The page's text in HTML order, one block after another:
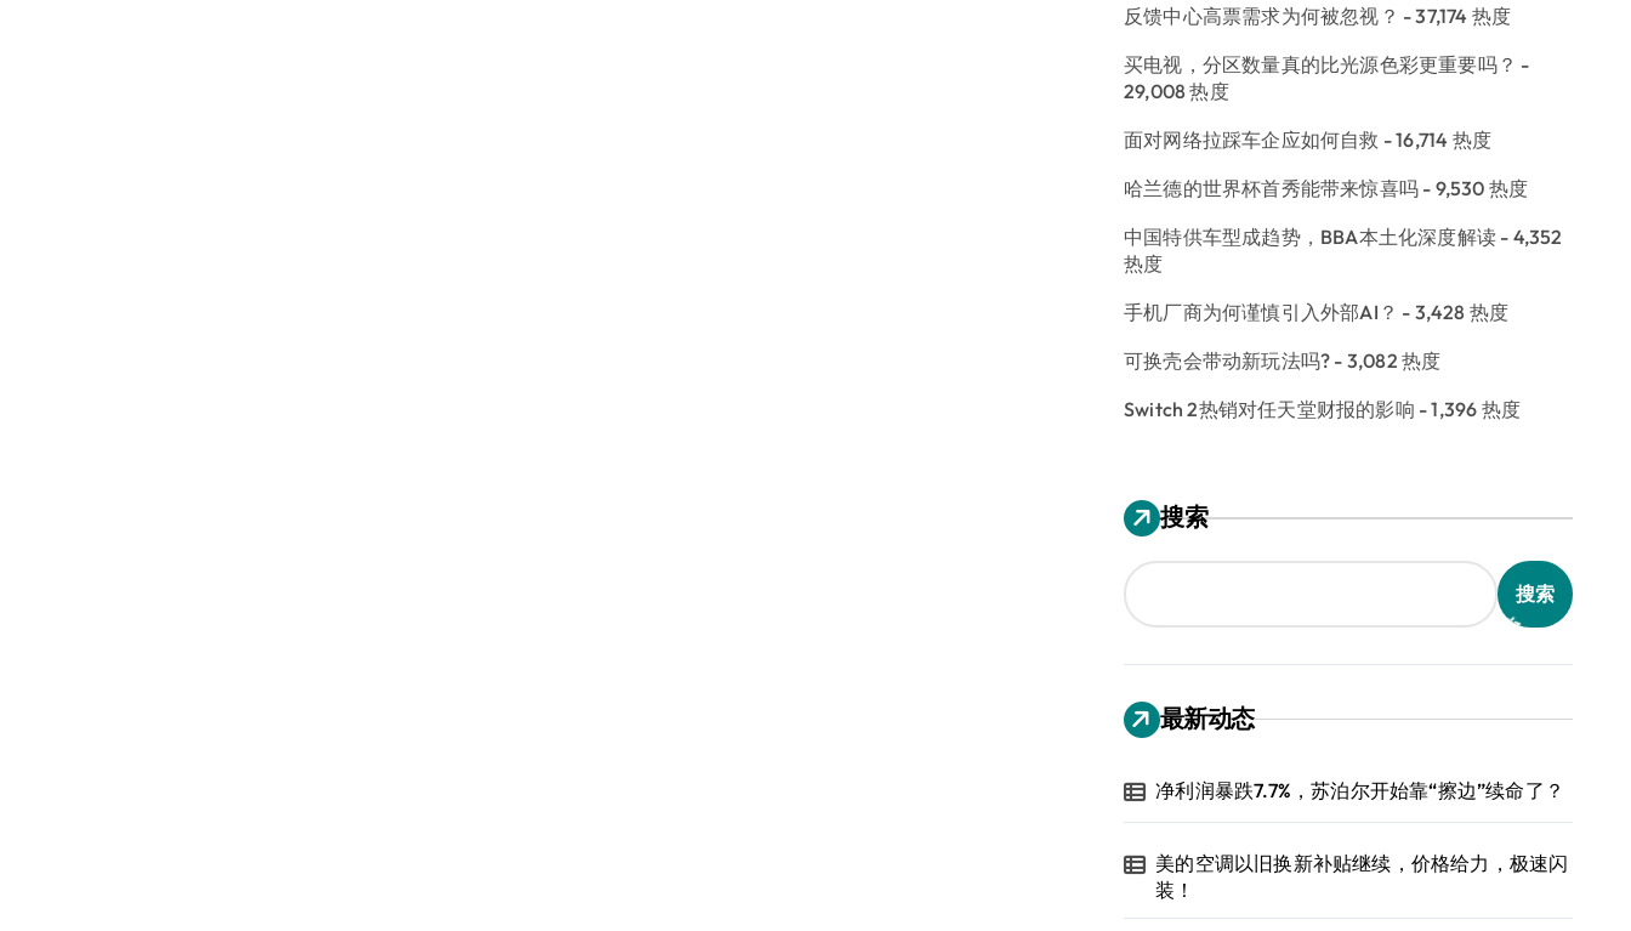
反馈中心高票需求为何被忽视？ - 37,174 热度
买电视，分区数量真的比光源色彩更重要吗？ -
29,008 热度
面对网络拉踩车企应如何自救 - 16,714 热度
哈兰德的世界杯首秀能带来惊喜吗 - 9,530 热度
中国特供车型成趋势，BBA本土化深度解读 - 4,352
热度
手机厂商为何谨慎引入外部AI？ - 3,428 热度
可换壳会带动新玩法吗? - 3,082 热度
Switch 2热销对任天堂财报的影响 - 1,396 热度
搜索
搜索
最新动态
净利润暴跌7.7%，苏泊尔开始靠“擦边”续命了？
美的空调以旧换新补贴继续，价格给力，极速闪
装！